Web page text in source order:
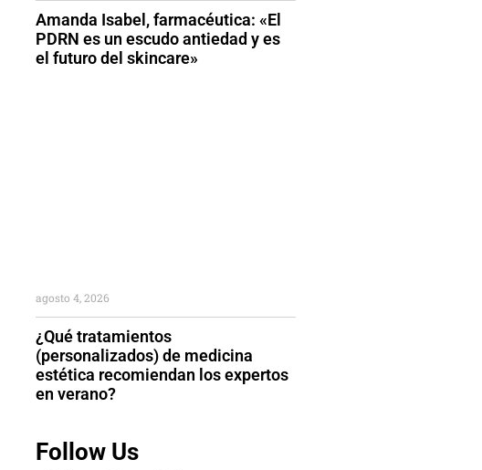
Amanda Isabel, farmacéutica: «El
PDRN es un escudo antiedad y es
el futuro del skincare»
¿Qué tratamientos
(personalizados) de medicina
estética recomiendan los expertos
en verano?
agosto 4, 2026
Follow Us